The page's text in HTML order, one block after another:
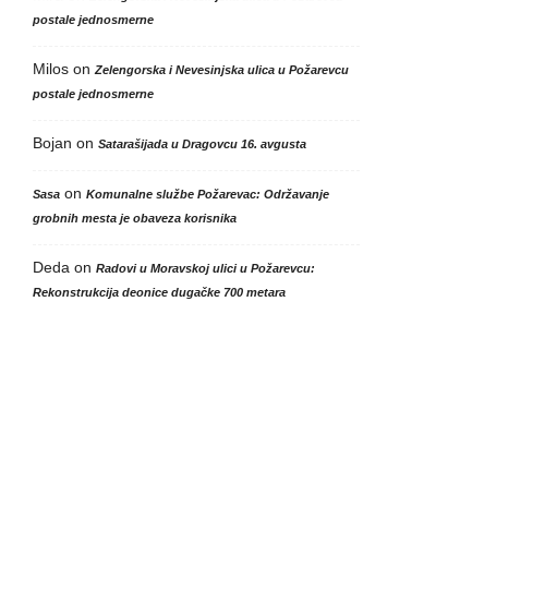
postale jednosmerne
Miloson Zelengorska i Nevesinjska ulica u Požarevcu
postale jednosmerne
Bojan on Satarašijada u Dragovcu 16. avgusta
Sasaon Komunalne službe Požarevac: Održavanje
grobnih mesta je obaveza korisnika
Deda on Radovi u Moravskoj ulici u Požarevcu:
Rekonstrukcija deonice dugačke 700 metara